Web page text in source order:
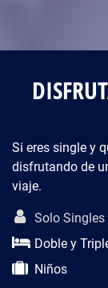
Si eres single y
disfrutando de
viaje.
Descripción del
Solo Singles
Doble y
Niños